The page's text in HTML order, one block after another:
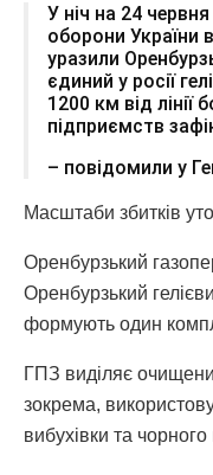
У ніч на 24
оборони України
уразили
єдиний у росії
1200 км від лінії
підприємств
– повідомили у
Масштаби збитків
Оренбурзький
Оренбурзький
формують один
ГПЗ виділяє
зокрема,
вибухівки та